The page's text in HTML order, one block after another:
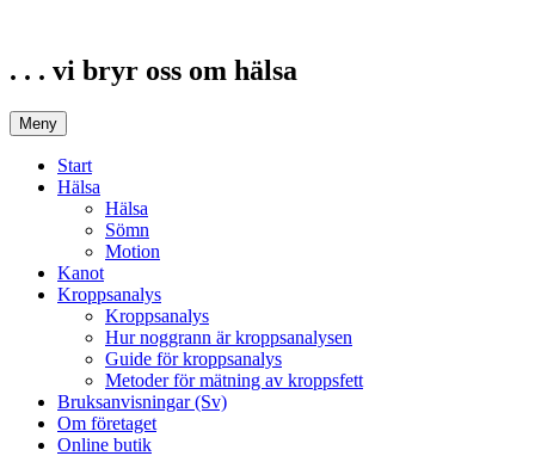
. . . vi bryr oss om hälsa
Meny
Start
Hälsa
Hälsa
Sömn
Motion
Kanot
Kroppsanalys
Kroppsanalys
Hur noggrann är kroppsanalysen
Guide för kroppsanalys
Metoder för mätning av kroppsfett
Bruksanvisningar (Sv)
Om företaget
Online butik